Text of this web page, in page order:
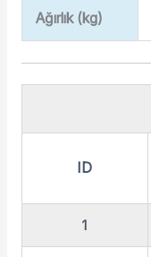
Ağırlık (kg)
ID
1